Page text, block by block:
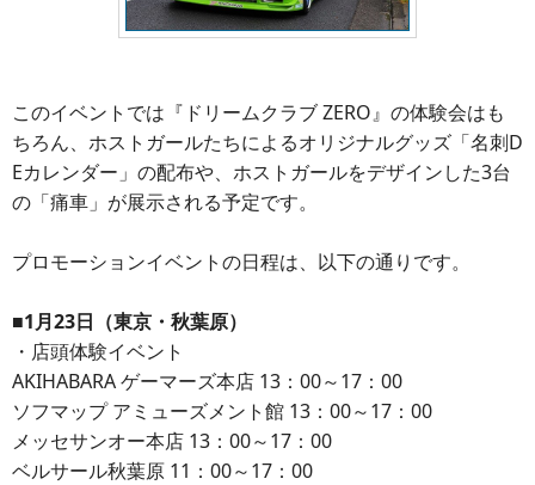
このイベントでは『ドリームクラブ ZERO』の体験会はも
ちろん、ホストガールたちによるオリジナルグッズ「名刺D
Eカレンダー」の配布や、ホストガールをデザインした3台
の「痛車」が展示される予定です。
プロモーションイベントの日程は、以下の通りです。
■1月23日（東京・秋葉原）
・店頭体験イベント
AKIHABARA ゲーマーズ本店 13：00～17：00
ソフマップ アミューズメント館 13：00～17：00
メッセサンオー本店 13：00～17：00
ベルサール秋葉原 11：00～17：00